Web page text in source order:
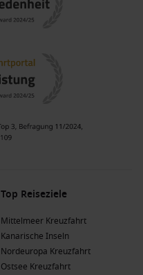
Top Reiseziele
Mittelmeer Kreuzfahrt
Kanarische Inseln
Nordeuropa Kreuzfahrt
Ostsee Kreuzfahrt